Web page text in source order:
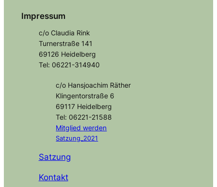
Impressum
c/o Claudia Rink
Turnerstraße 141
69126 Heidelberg
Tel: 06221-314940
c/o Hansjoachim Räther
Klingentorstraße 6
69117 Heidelberg
Tel: 06221-21588
Mitgliedwerden
Satzung_2021
Satzung
Kontakt